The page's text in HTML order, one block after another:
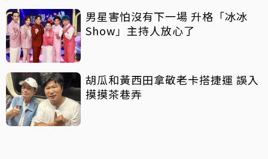
男星害怕沒有下一場 升格「冰冰
Show」主持人放心了
胡瓜和黃西田拿敬老卡搭捷運 誤入
摸摸茶巷弄